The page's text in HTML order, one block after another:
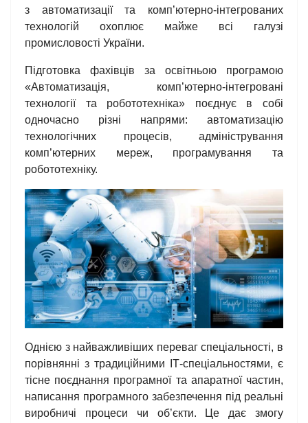
з автоматизації та комп’ютерно-інтегрованих
технологій охоплює майже всі галузі
промисловості України.
Підготовка фахівців за освітньою програмою
«Автоматизація, комп’ютерно-інтегровані
технології та робототехніка» поєднує в собі
одночасно різні напрями: автоматизацію
технологічних процесів, адміністрування
комп’ютерних мереж, програмування та
робототехніку.
Однією з найважливіших переваг спеціальності, в
порівнянні з традиційними ІТ-спеціальностями, є
тісне поєднання програмної та апаратної частин,
написання програмного забезпечення під реальні
виробничі процеси чи об’єкти. Це дає змогу